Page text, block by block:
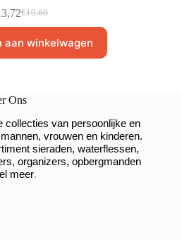
€19,60
aan winkelwagen
Ons
collecties van persoonlijke en
vrouwen en kinderen.
sieraden, waterflessen,
organizers, opbergmanden
meer.